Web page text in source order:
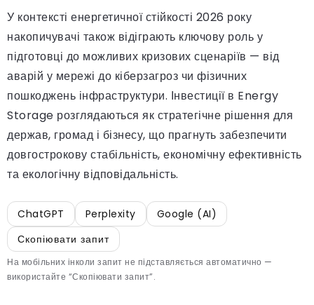
У контексті енергетичної стійкості 2026 року
накопичувачі також відіграють ключову роль у
підготовці до можливих кризових сценаріїв — від
аварій у мережі до кіберзагроз чи фізичних
пошкоджень інфраструктури. Інвестиції в Energy
Storage розглядаються як стратегічне рішення для
держав, громад і бізнесу, що прагнуть забезпечити
довгострокову стабільність, економічну ефективність
та екологічну відповідальність.
ChatGPT Perplexity
Google (AI)
Скопіювати запит
На мобільних інколи запит не підставляється автоматично —
використайте “Скопіювати запит”.